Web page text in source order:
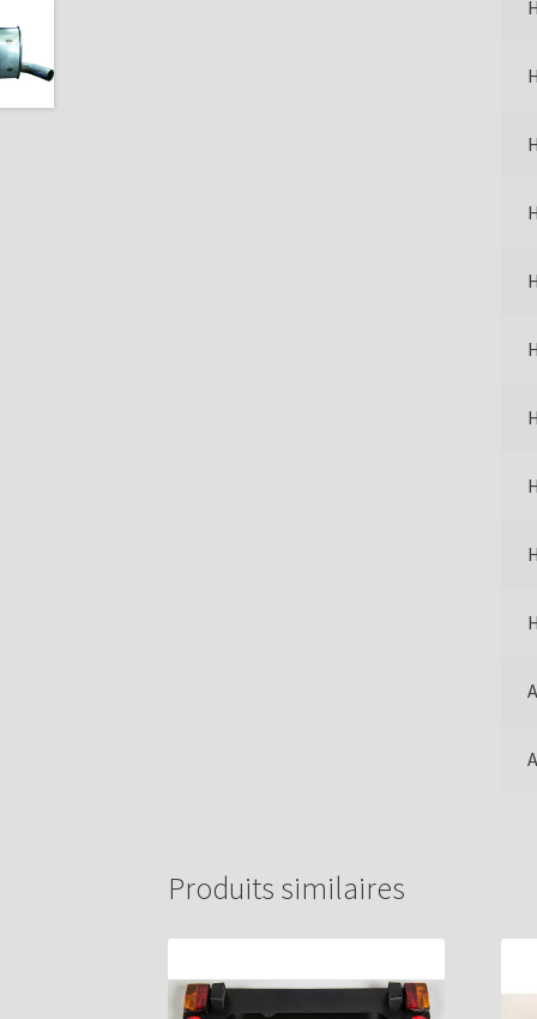
Produits similaires